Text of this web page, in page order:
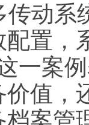
传动
置，
一案
值，